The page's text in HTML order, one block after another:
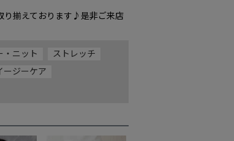
り揃えております♪是非ご来店
・ニット
ストレッチ
ージーケア